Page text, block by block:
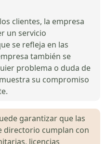
clientes, la empresa
un servicio
se refleja en las
también se
problema o duda de
su compromiso
garantizar que las
directorio cumplan con
licencias